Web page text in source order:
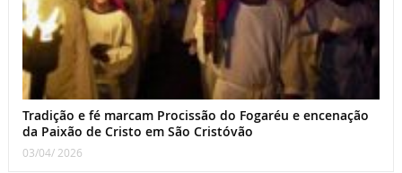
Tradição e fé marcam Procissão do Fogaréu e encenação
da Paixão de Cristo em São Cristóvão
03/04/ 2026